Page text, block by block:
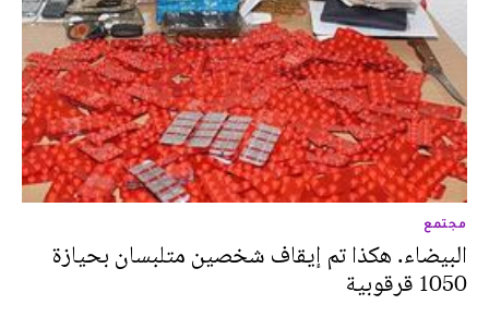
مجتمع
البيضاء. هكذا تم إيقاف شخصين متلبسان بحيازة
1050 قرقوبية